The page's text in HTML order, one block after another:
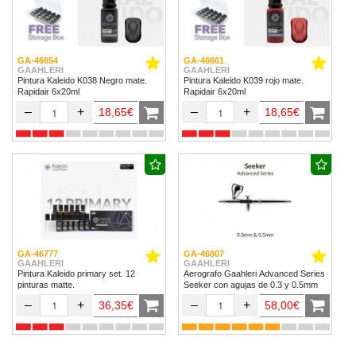
GA-46654
GAAHLERI
Pintura Kaleido K038 Negro mate.
Rapidair 6x20ml
– + 18,65€
GA-46661
GAAHLERI
Pintura Kaleido K039 rojo mate.
Rapidair 6x20ml
– + 18,65€
GA-46777
GAAHLERI
Pintura Kaleido primary set. 12
pinturas matte.
– + 36,35€
GA-46807
GAAHLERI
Aerografo Gaahleri Advanced Series
Seeker con agujas de 0.3 y 0.5mm
– + 58,00€